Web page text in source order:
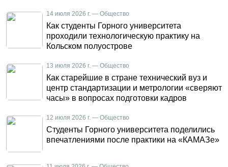
14 июля 2026 г. — Общество
Как студенты Горного университета
проходили технологическую практику на
Кольском полуострове
13 июля 2026 г. — Общество
Как старейшие в стране технический вуз и
центр стандартизации и метрологии «сверяют
часы» в вопросах подготовки кадров
12 июля 2026 г. — Общество
Студенты Горного университета поделились
впечатлениями после практики на «КАМАЗе»